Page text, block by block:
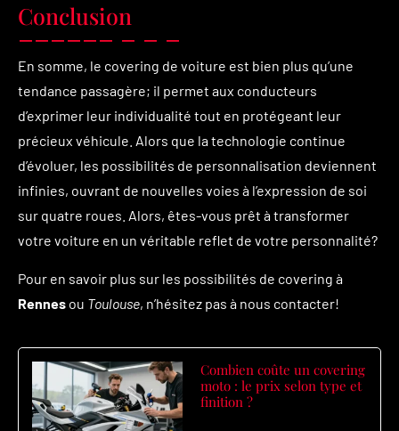
Conclusion
En somme, le covering de voiture est bien plus qu’une
tendance passagère; il permet aux conducteurs
d’exprimer leur individualité tout en protégeant leur
précieux véhicule. Alors que la technologie continue
d’évoluer, les possibilités de personnalisation deviennent
infinies, ouvrant de nouvelles voies à l’expression de soi
sur quatre roues. Alors, êtes-vous prêt à transformer
votre voiture en un véritable reflet de votre personnalité?
Pour en savoir plus sur les possibilités de covering à
Rennes ou Toulouse, n’hésitez pas à nous contacter!
Combien coûte un covering
moto : le prix selon type et
finition ?